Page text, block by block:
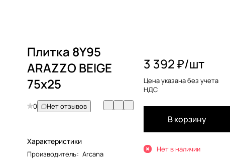
Плитка 8Y95
ARAZZO BEIGE
75x25
0 Нет отзывов
Характеристики
Производитель: Arcana
3 392 ₽/шт
Цена указана без учета
НДС
В корзину
Нет в наличии